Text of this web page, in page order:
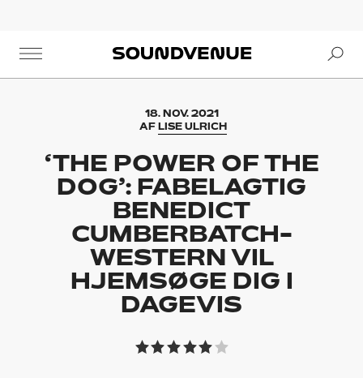
Soundvenue
18. NOV. 2021
AFLISE ULRICH
‘THE POWER OF THE
DOG’: FABELAGTIG
BENEDICT
CUMBERBATCH-
WESTERN VIL
HJEMSØGE DIG I
DAGEVIS